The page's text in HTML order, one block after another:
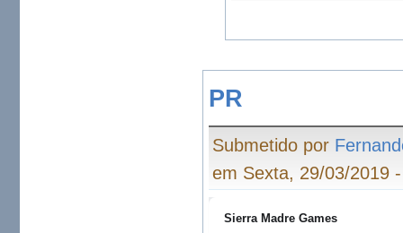
PR
Submetido por
em Sexta, 29/03/2019
Sierra Madre Games